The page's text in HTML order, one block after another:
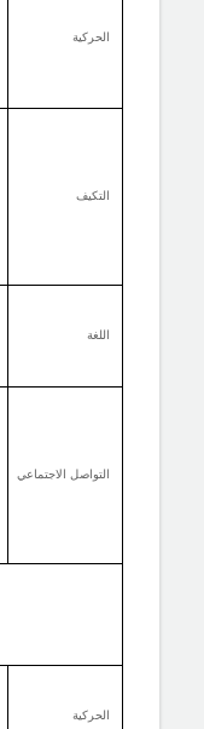
الحركية
التكيف
اللغة
التواصل الاجتماعي
الحركية